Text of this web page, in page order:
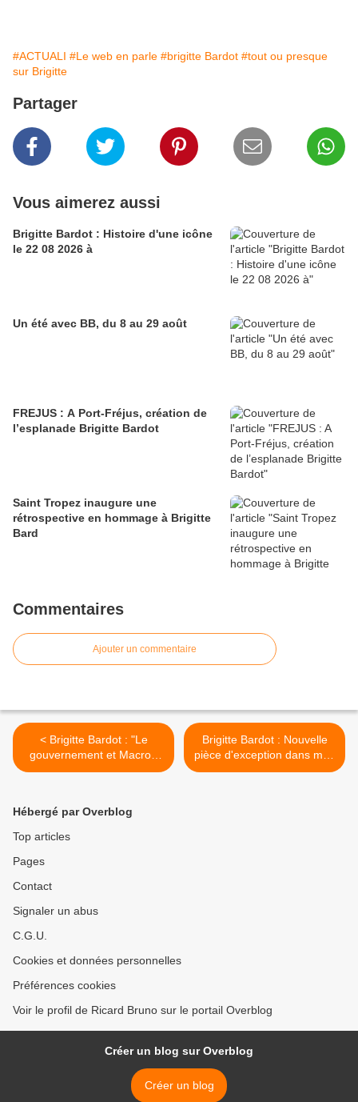
#ACTUALI #Le web en parle #brigitte Bardot #tout ou presque
sur Brigitte
Partager
Vous aimerez aussi
Brigitte Bardot : Histoire d'une icône
le 22 08 2026 à
Un été avec BB, du 8 au 29 août
FREJUS : A Port-Fréjus, création de
l’esplanade Brigitte Bardot
Saint Tropez inaugure une
rétrospective en hommage à Brigitte
Bard
Commentaires
Ajouter un commentaire
< Brigitte Bardot : "Le
gouvernement et Macron
sont à genoux devant les
Brigitte Bardot : Nouvelle
pièce d'exception dans mes
collections sur Brigitte
Hébergé par Overblog
Top articles
Pages
Contact
Signaler un abus
C.G.U.
Cookies et données personnelles
Préférences cookies
Voir le profil de Ricard Bruno sur le portail Overblog
Créer un blog sur Overblog
Créer un blog